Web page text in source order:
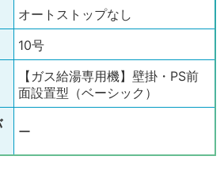
オートストップなし
10号
【ガス給湯専用機】壁掛・PS前
面設置型（ベーシック）
ー